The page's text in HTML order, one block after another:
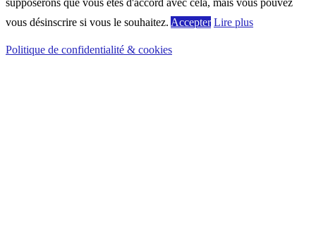
supposerons que vous êtes d'accord avec cela, mais vous pouvez
vous désinscrire si vous le souhaitez. Accepter Lire plus
Politique de confidentialité & cookies